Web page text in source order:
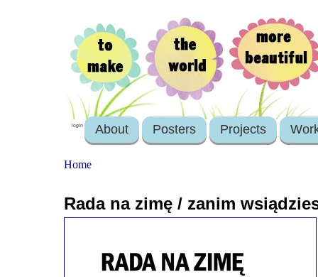
login About Posters Projects
Home
Rada na zimę / zanim